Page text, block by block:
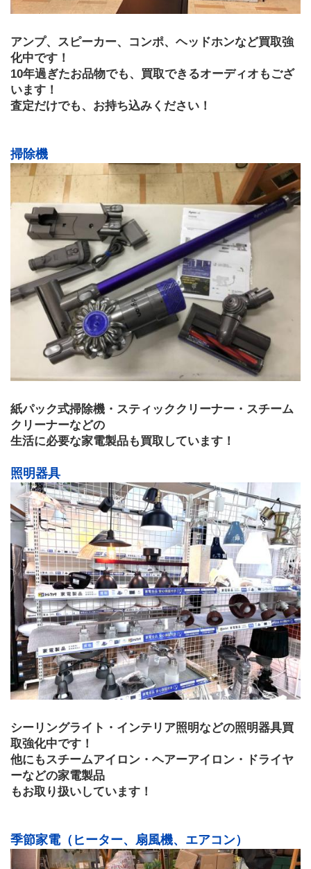
アンプ、スピーカー、コンポ、ヘッドホンなど買取強
化中です！
10年過ぎたお品物でも、買取できるオーディオもござ
います！
査定だけでも、お持ち込みください！
掃除機
紙パック式掃除機・スティッククリーナー・スチーム
クリーナーなどの
生活に必要な家電製品も買取しています！
照明器具
シーリングライト・インテリア照明などの照明器具買
取強化中です！
他にもスチームアイロン・ヘアーアイロン・ドライヤ
ーなどの家電製品
もお取り扱いしています！
季節家電（ヒーター、扇風機、エアコン）